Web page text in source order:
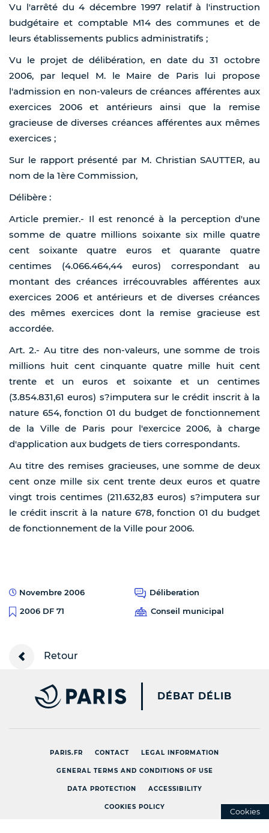
Vu l'arrêté du 4 décembre 1997 relatif à l'instruction
budgétaire et comptable M14 des communes et de
leurs établissements publics administratifs ;
Vu le projet de délibération, en date du 31 octobre
2006, par lequel M. le Maire de Paris lui propose
l'admission en non-valeurs de créances afférentes aux
exercices 2006 et antérieurs ainsi que la remise
gracieuse de diverses créances afférentes aux mêmes
exercices ;
Sur le rapport présenté par M. Christian SAUTTER, au
nom de la 1ère Commission,
Délibère :
Article premier.- Il est renoncé à la perception d'une
somme de quatre millions soixante six mille quatre
cent soixante quatre euros et quarante quatre
centimes (4.066.464,44 euros) correspondant au
montant des créances irrécouvrables afférentes aux
exercices 2006 et antérieurs et de diverses créances
des mêmes exercices dont la remise gracieuse est
accordée.
Art. 2.- Au titre des non-valeurs, une somme de trois
millions huit cent cinquante quatre mille huit cent
trente et un euros et soixante et un centimes
(3.854.831,61 euros) s?imputera sur le crédit inscrit à la
nature 654, fonction 01 du budget de fonctionnement
de la Ville de Paris pour l'exercice 2006, à charge
d'application aux budgets de tiers correspondants.
Au titre des remises gracieuses, une somme de deux
cent onze mille six cent trente deux euros et quatre
vingt trois centimes (211.632,83 euros) s?imputera sur
le crédit inscrit à la nature 678, fonction 01 du budget
de fonctionnement de la Ville pour 2006.
Novembre 2006
Déliberation
2006 DF 71
Conseil municipal
Retour
PARIS.FR [NEW
DÉBAT DÉLIB
PARIS.FR CONTACT LEGAL INFORMATION
GENERAL TERMS AND CONDITIONS OF USE
DATA PROTECTION ACCESSIBILITY
COOKIES POLICY